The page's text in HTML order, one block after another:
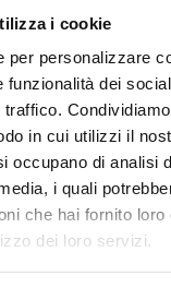
i cookie
per personalizzare
funzionalità dei
in cui utilizzi il
occupano di analisi
i quali
che hai fornito loro
dei loro servizi.
Verona:
Advanced
3°edizione: